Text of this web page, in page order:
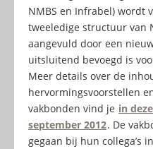
NMBS en Infrabel) wordt
tweeledige structuur van
aangevuld door een
uitsluitend bevoegd is
Meer details over de
hervormingsvoorstellen
vakbonden vind je in
september 2012. De
gegaan bij hun collega’s